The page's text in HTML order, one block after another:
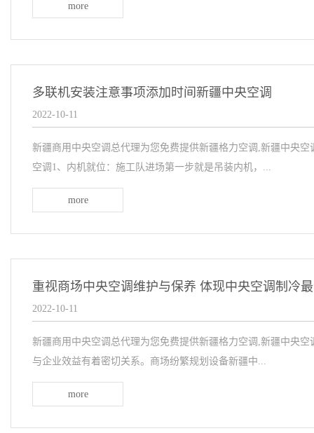
more
多联机安装注意事项添加时间新疆中央空调
2022-10-11
新疆商用中央空调总代理为您免费提供新疆格力空调,新疆中央
空调1、内机就位：施工队进场第一步就是吊装内机，...
more
重视商场中央空调维护与保养 体现中央空调制冷
2022-10-11
新疆商用中央空调总代理为您免费提供新疆格力空调,新疆中央
与企业效益有着密切关系。商场纷繁规划设备新疆中...
more